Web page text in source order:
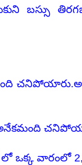
బస్సు
ఒక్క వారంలో